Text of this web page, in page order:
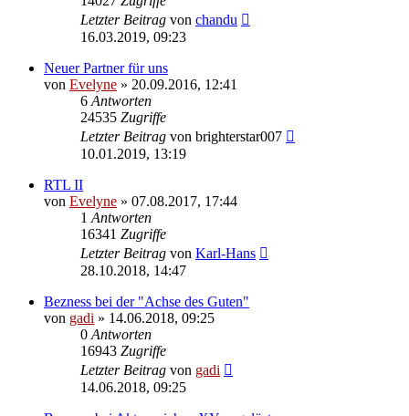
Letzter Beitrag von chandu
16.03.2019, 09:23
Neuer Partner für uns
von Evelyne » 20.09.2016, 12:41
6 Antworten
24535 Zugriffe
Letzter Beitrag von brighterstar007
10.01.2019, 13:19
RTL II
von Evelyne » 07.08.2017, 17:44
1 Antworten
16341 Zugriffe
Letzter Beitrag von Karl-Hans
28.10.2018, 14:47
Bezness bei der "Achse des Guten"
von gadi » 14.06.2018, 09:25
0 Antworten
16943 Zugriffe
Letzter Beitrag von gadi
14.06.2018, 09:25